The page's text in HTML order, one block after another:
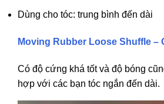
Dùng cho tóc: trung bình đến dài
Moving Rubber Loose Shuffle –
Có độ cứng khá tốt và độ bóng
hợp với các bạn tóc ngắn đến dài.